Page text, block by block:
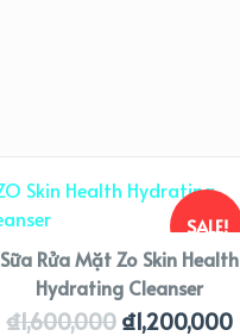
SALE!
Sữa Rửa Mặt Zo Skin Health
Hydrating Cleanser
₫1,600,000 ₫1,200,000